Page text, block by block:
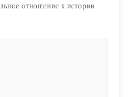
отношение к истории